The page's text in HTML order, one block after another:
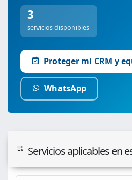
3
servicios disponibles
Proteger mi CRM y
WhatsApp
Servicios aplicables en